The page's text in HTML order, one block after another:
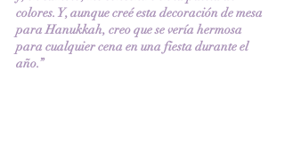
colores. Y, aunque creé esta decoración de mesa
para Hanukkah, creo que se vería hermosa
para cualquier cena en una fiesta durante el
año.”